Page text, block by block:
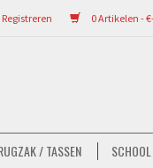
0 Artikelen -
/ TASSEN SCHOOL